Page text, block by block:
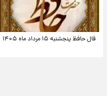
فال حافظ پنجشنبه ۱۵ مرداد ماه ۱۴۰۵